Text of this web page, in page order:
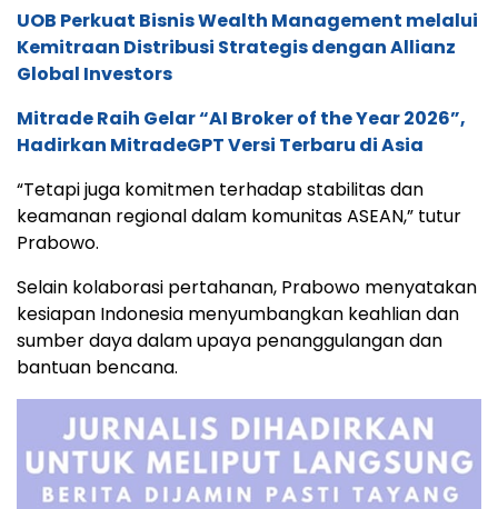
UOB Perkuat Bisnis Wealth Management melalui
Kemitraan Distribusi Strategis dengan Allianz
Global Investors
Mitrade Raih Gelar “AI Broker of the Year 2026”,
Hadirkan MitradeGPT Versi Terbaru di Asia
“Tetapi juga komitmen terhadap stabilitas dan
keamanan regional dalam komunitas ASEAN,” tutur
Prabowo.
Selain kolaborasi pertahanan, Prabowo menyatakan
kesiapan Indonesia menyumbangkan keahlian dan
sumber daya dalam upaya penanggulangan dan
bantuan bencana.